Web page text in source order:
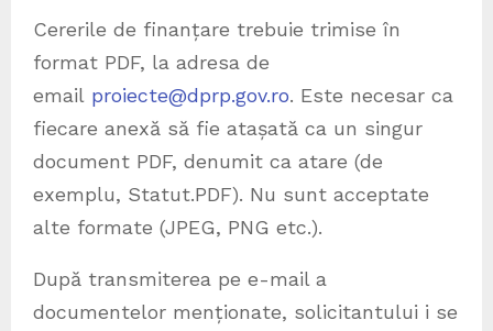
Cererile de finanțare trebuie trimise în
format PDF, la adresa de
email proiecte@dprp.gov.ro. Este necesar ca
fiecare anexă să fie atașată ca un singur
document PDF, denumit ca atare (de
exemplu, Statut.PDF). Nu sunt acceptate
alte formate (JPEG, PNG etc.).
După transmiterea pe e-mail a
documentelor menționate, solicitantului i se